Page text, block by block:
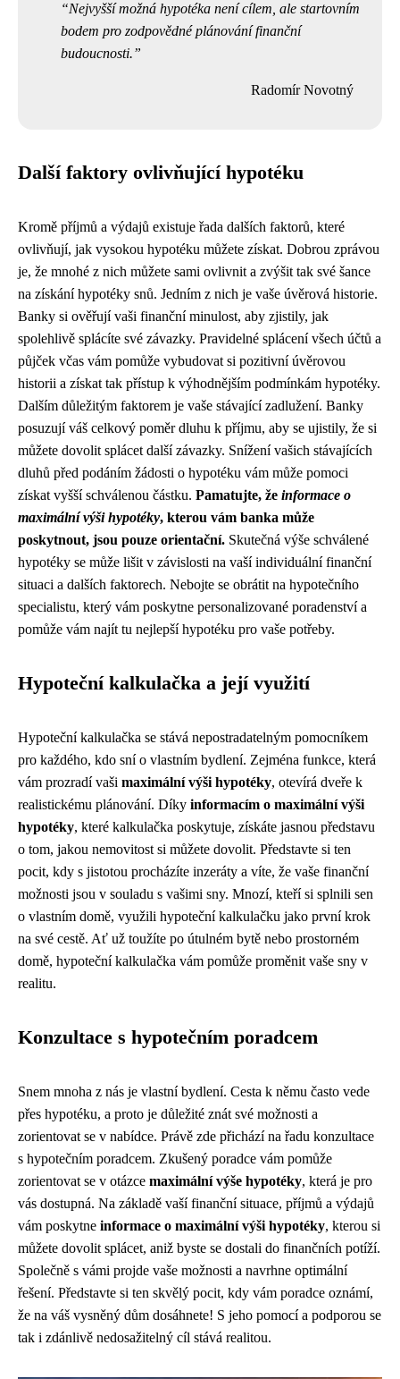
Nejvyšší možná hypotéka není cílem, ale startovním
bodem pro zodpovědné plánování finanční
budoucnosti.
Radomír Novotný
Další faktory ovlivňující hypotéku
Kromě příjmů a výdajů existuje řada dalších faktorů, které
ovlivňují, jak vysokou hypotéku můžete získat. Dobrou zprávou
je, že mnohé z nich můžete sami ovlivnit a zvýšit tak své šance
na získání hypotéky snů. Jedním z nich je vaše úvěrová historie.
Banky si ověřují vaši finanční minulost, aby zjistily, jak
spolehlivě splácíte své závazky. Pravidelné splácení všech účtů a
půjček včas vám pomůže vybudovat si pozitivní úvěrovou
historii a získat tak přístup k výhodnějším podmínkám hypotéky.
Dalším důležitým faktorem je vaše stávající zadlužení. Banky
posuzují váš celkový poměr dluhu k příjmu, aby se ujistily, že si
můžete dovolit splácet další závazky. Snížení vašich stávajících
dluhů před podáním žádosti o hypotéku vám může pomoci
získat vyšší schválenou částku. Pamatujte, že informace o
maximální výši hypotéky, kterou vám banka může
poskytnout, jsou pouze orientační. Skutečná výše schválené
hypotéky se může lišit v závislosti na vaší individuální finanční
situaci a dalších faktorech. Nebojte se obrátit na hypotečního
specialistu, který vám poskytne personalizované poradenství a
pomůže vám najít tu nejlepší hypotéku pro vaše potřeby.
Hypoteční kalkulačka a její využití
Hypoteční kalkulačka se stává nepostradatelným pomocníkem
pro každého, kdo sní o vlastním bydlení. Zejména funkce, která
vám prozradí vaši maximální výši hypotéky, otevírá dveře k
realistickému plánování. Díky informacím o maximální výši
hypotéky, které kalkulačka poskytuje, získáte jasnou představu
o tom, jakou nemovitost si můžete dovolit. Představte si ten
pocit, kdy s jistotou procházíte inzeráty a víte, že vaše finanční
možnosti jsou v souladu s vašimi sny. Mnozí, kteří si splnili sen
o vlastním domě, využili hypoteční kalkulačku jako první krok
na své cestě. Ať už toužíte po útulném bytě nebo prostorném
domě, hypoteční kalkulačka vám pomůže proměnit vaše sny v
realitu.
Konzultace s hypotečním poradcem
Snem mnoha z nás je vlastní bydlení. Cesta k němu často vede
přes hypotéku, a proto je důležité znát své možnosti a
zorientovat se v nabídce. Právě zde přichází na řadu konzultace
s hypotečním poradcem. Zkušený poradce vám pomůže
zorientovat se v otázce maximální výše hypotéky, která je pro
vás dostupná. Na základě vaší finanční situace, příjmů a výdajů
vám poskytne informace o maximální výši hypotéky, kterou si
můžete dovolit splácet, aniž byste se dostali do finančních potíží.
Společně s vámi projde vaše možnosti a navrhne optimální
řešení. Představte si ten skvělý pocit, kdy vám poradce oznámí,
že na váš vysněný dům dosáhnete! S jeho pomocí a podporou se
tak i zdánlivě nedosažitelný cíl stává realitou.